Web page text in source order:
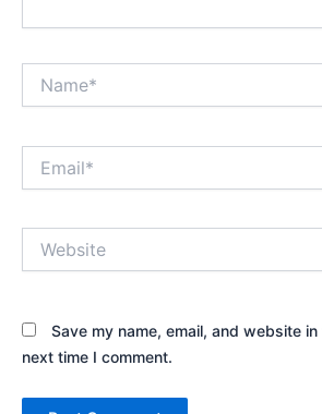
Save my name, email, and website
next time I comment.